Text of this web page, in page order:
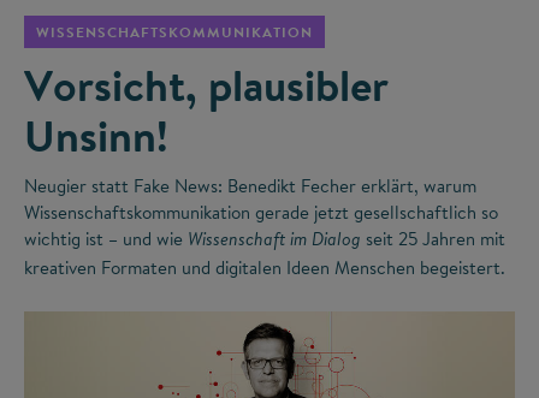
WISSENSCHAFTSKOMMUNIKATION
Vorsicht, plausibler
Unsinn!
Neugier statt Fake News: Benedikt Fecher erklärt, warum
Wissenschaftskommunikation gerade jetzt gesellschaftlich so
wichtig ist – und wie Wissenschaft im Dialog seit 25 Jahren mit
kreativen Formaten und digitalen Ideen Menschen begeistert.